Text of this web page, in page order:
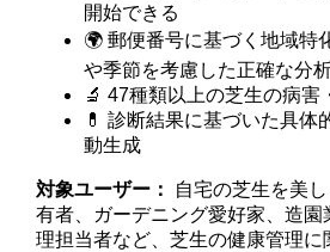
開始できる
🌍 郵便番号に基づく地域特
や季節を考慮した正確な分
🔬 47種類以上の芝生の病害
💊 診断結果に基づいた具体
動生成
対象ユーザー：
自宅の芝生を美
有者、ガーデニング愛好家、造園
理担当者など、芝生の健康管理